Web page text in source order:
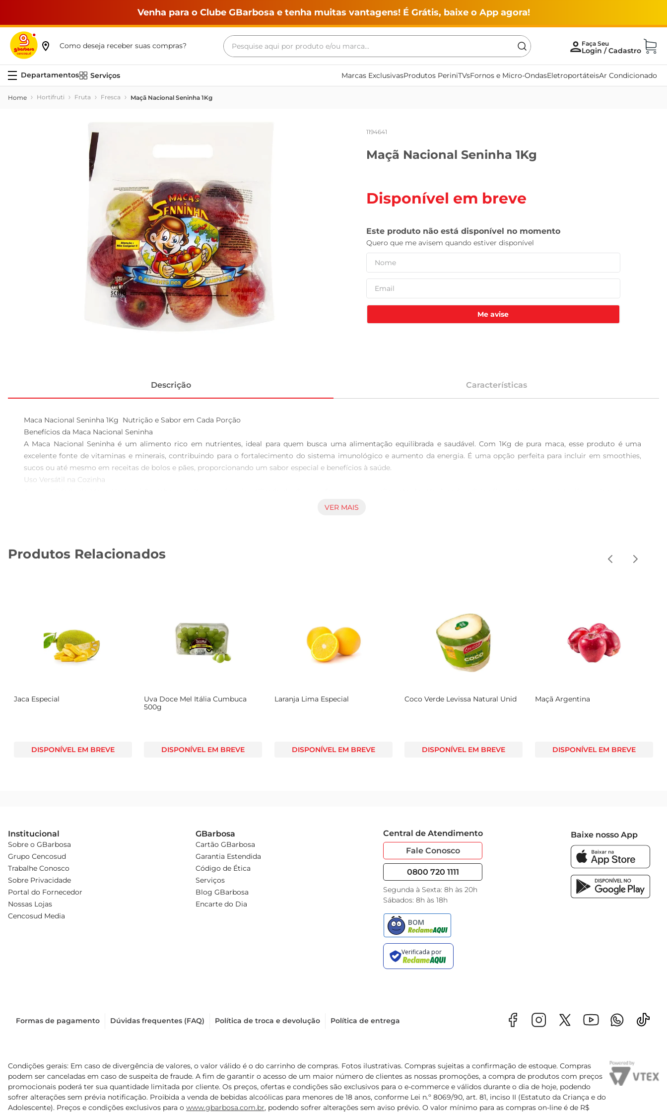
Venha para o Clube GBarbosa e tenha muitas vantagens! É Grátis, baixe o App agora!
Como deseja receber suas compras?
Pesquise aqui por produto e/ou marca...
Serviços Marcas ExclusivasProdutos PeriniTVsFornos e Micro-OndasEletroportáteisAr Condicionado
Hortifruti Fruta Fresca Maçã Nacional Seninha 1Kg
1194641
Maçã Nacional Seninha 1Kg
Disponível em breve
Me avise
Descrição Características
Maca Nacional Seninha 1Kg  Nutrição e Sabor em Cada Porção
Benefícios da Maca Nacional Seninha
A Maca Nacional Seninha é um alimento rico em nutrientes, ideal para quem busca uma alimentação equilibrada e saudável. Com 1Kg de pura maca, esse produto é uma
excelente fonte de vitaminas e minerais, contribuindo para o fortalecimento do sistema imunológico e aumento da energia. É uma opção perfeita para incluir em smoothies,
sucos ou até mesmo em receitas de bolos e pães, proporcionando um sabor especial e benefícios à saúde.
Uso Versátil na Cozinha
incorporála em receitas de granola caseira. Além disso, é umaótima opção para quem pratica atividades físicas, pois ajuda na recuperação muscular e no aumento da resistência.
um alimento fresco e com todas as propriedades nutricionais preservadas. A embalagem de 1Kg é ideal para quem deseja ter sempre à mão um ingrediente saudável e prático
VER MAIS
Produtos Relacionados
Jaca Especial
DISPONÍVEL EM BREVE
Uva Doce Mel Itália Cumbuca
500g
DISPONÍVEL EM BREVE
Laranja Lima Especial
DISPONÍVEL EM BREVE
Coco Verde Levissa Natural Unid
DISPONÍVEL EM BREVE
Maçã Argentina
DISPONÍVEL EM BREVE
Institucional
Sobre o GBarbosa
Grupo Cencosud
Trabalhe Conosco
Sobre Privacidade
Portal do Fornecedor
Nossas Lojas
Cencosud Media
GBarbosa
Cartão GBarbosa
Garantia Estendida
Código de Ética
Serviços
Blog GBarbosa
Encarte do Dia
Central de Atendimento
Fale Conosco
0800 720 1111
Segunda à Sexta: 8h às 20h
Sábados: 8h às 18h
Baixe nosso App
Formas de pagamento Dúvidas frequentes (FAQ) Política de troca e devolução Política de entrega
Condições gerais: Em caso de divergência de valores, o valor válido é o do carrinho de compras. Fotos ilustrativas. Compras sujeitas a confirmação de estoque. Compras
podem ser canceladas em caso de suspeita de fraude. A fim de garantir o acesso de um maior número de clientes as nossas promoções, a compra de produtos com preços
promocionais poderá ter sua quantidade limitada por cliente. Os preços, ofertas e condições são exclusivos para o e-commerce e válidos durante o dia de hoje, podendo
sofrer alterações sem prévia notificação. Proibida a venda de bebidas alcoólicas para menores de 18 anos, conforme Lei n.º 8069/90, art. 81, inciso II (Estatuto da Criança e do
Adolescente). Preços e condições exclusivos para o www.gbarbosa.com.br, podendo sofrer alterações sem aviso prévio. O valor mínimo para as compras on-line é de R$
Termos mais buscados
leite
tv
leite pó